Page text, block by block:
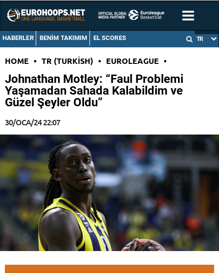
HABERLER BENIM TAKIMIM EL SCORES TR
HOME • TR (TURKISH) • EUROLEAGUE •
Johnathan Motley: “Faul Problemi
Yaşamadan Sahada Kalabildim ve
Güzel Şeyler Oldu”
30/OCA/24 22:07